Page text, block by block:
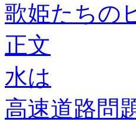
歌姫たちの
正文
水は
高速道路問